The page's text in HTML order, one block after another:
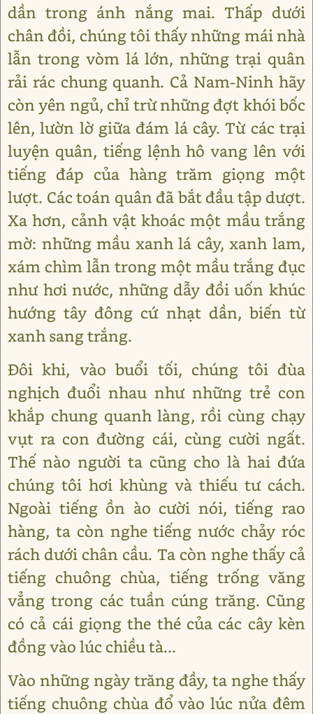
dần trong ánh nắng mai. Thấp dưới
chân đồi, chúng tôi thấy những mái nhà
lẫn trong vòm lá lớn, những trại quân
rải rác chung quanh. Cả Nam-Ninh hãy
còn yên ngủ, chỉ trừ những đợt khói bốc
lên, lườn lờ giữa đám lá cây. Từ các trại
luyện quân, tiếng lệnh hô vang lên với
tiếng đáp của hàng trăm giọng một
lượt. Các toán quân đã bắt đầu tập dượt.
Xa hơn, cảnh vật khoác một mầu trắng
mờ: những mầu xanh lá cây, xanh lam,
xám chìm lẫn trong một mầu trắng đục
như hơi nước, những dẫy đồi uốn khúc
hướng tây đông cứ nhạt dần, biến từ
xanh sang trắng.
Đôi khi, vào buổi tối, chúng tôi đùa
nghịch đuổi nhau như những trẻ con
khắp chung quanh làng, rồi cùng chạy
vụt ra con đường cái, cùng cười ngất.
Thế nào người ta cũng cho là hai đứa
chúng tôi hơi khùng và thiếu tư cách.
Ngoài tiếng ồn ào cười nói, tiếng rao
hàng, ta còn nghe tiếng nước chảy róc
rách dưới chân cầu. Ta còn nghe thấy cả
tiếng chuông chùa, tiếng trống văng
vẳng trong các tuần cúng trăng. Cũng
có cả cái giọng the thé của các cây kèn
đồng vào lúc chiều tà...
Vào những ngày trăng đầy, ta nghe thấy
tiếng chuông chùa đổ vào lúc nửa đêm